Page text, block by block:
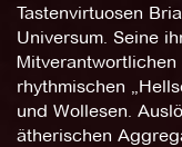
Tastenvirtuosen
Universum. Seine
rhythmischen
und Wollesen.
ätherischen